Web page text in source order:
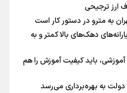
ارز ترجیحی
به مترو در دستور کار است
دهک‌های بالا کمتر و به
باید کیفیت آموزش را هم
دولت به بهره‌برداری می‌رسد